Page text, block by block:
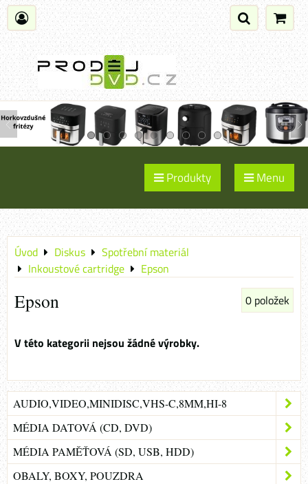
Produkty Menu
Úvod Diskus
Spotřební materiál
Inkoustové cartridge
Epson
Epson 0 položek
AUDIO,VIDEO,MINIDISC,VHS-C,8MM,HI-8
MÉDIA DATOVÁ (CD, DVD)
MÉDIA PAMĚŤOVÁ (SD, USB, HDD)
OBALY, BOXY, POUZDRA